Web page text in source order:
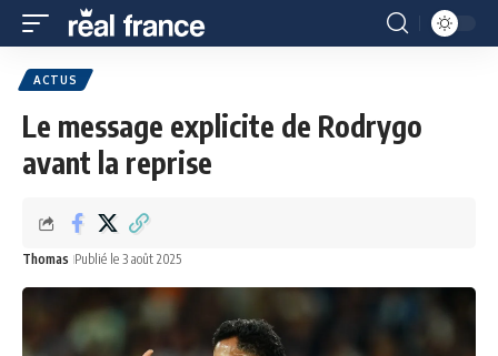
ACTUS
Le message explicite de Rodrygo
avant la reprise
Thomas Publié le 3 août 2025